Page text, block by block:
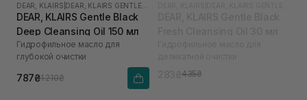
DEAR, KLAIRS
DEAR, KLAIRS Gentle Black
Deep Cleansing Oil 150 мл
Гидрофильное масло для
глубокой очистки
787₴1 210₴ 435₴